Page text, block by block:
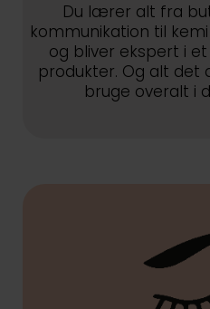
Du lærer alt fra
kommunikation til
og bliver ekspert i
produkter. Og alt det
bruge overalt i